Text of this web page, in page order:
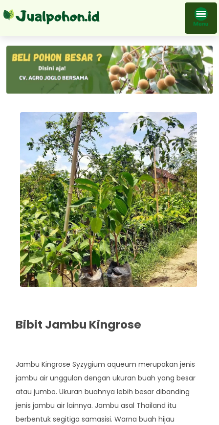
Bibit Tanaman Jambu Kingrose Kualitas Super
Bibit Jambu Kingrose
Jambu Kingrose Syzygium aqueum merupakan jenis
jambu air unggulan dengan ukuran buah yang besar
atau jumbo. Ukuran buahnya lebih besar dibanding
jenis jambu air lainnya. Jambu asal Thailand itu
berbentuk segitiga samasisi. Warna buah hijau